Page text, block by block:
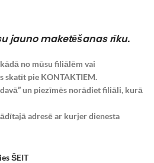
jauno maketēšanas rīku.
no mūsu filiālēm vai
skatīt pie KONTAKTIEM.
un piezīmēs norādiet filiāli, kurā
adresē ar kurjer dienesta
ŠEIT